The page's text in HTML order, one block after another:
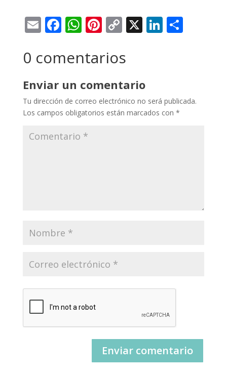
EmailFacebook
WhatsApp
Pinterest
Copy
X
0 comentarios
Enviar un comentario
Tu dirección de correo electrónico no será publicada.
Los campos obligatorios están marcados con *
Enviar comentario